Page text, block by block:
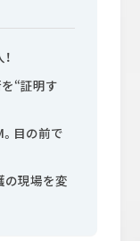
“証明す
目の前で
の現場を変